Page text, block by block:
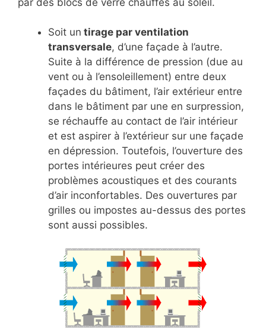
Soit un tirage par ventilation
transversale, d’une façade à l’autre.
Suite à la différence de pression (due au
vent ou à l’ensoleillement) entre deux
façades du bâtiment, l’air extérieur entre
dans le bâtiment par une en surpression,
se réchauffe au contact de l’air intérieur
et est aspirer à l’extérieur sur une façade
en dépression. Toutefois, l’ouverture des
portes intérieures peut créer des
problèmes acoustiques et des courants
d’air inconfortables. Des ouvertures par
grilles ou impostes au-dessus des portes
sont aussi possibles.